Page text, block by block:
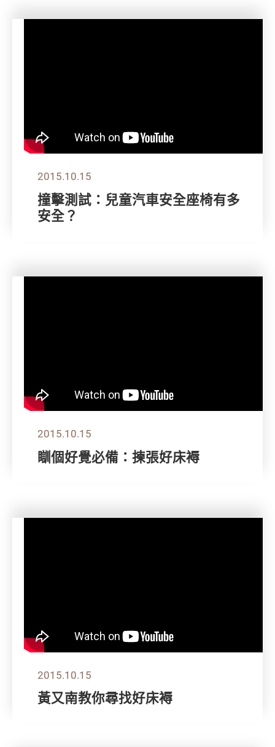
2015.10.15
撞擊測試：兒童汽車安全座椅有多
安全？
2015.10.15
瞓個好覺必備：揀張好床褥
2015.10.15
黃又南教你尋找好床褥